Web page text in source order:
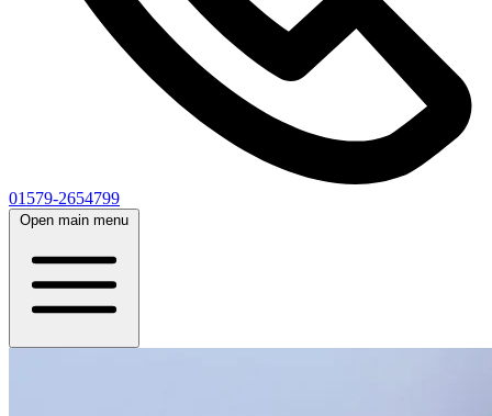
01579-2654799
Open main menu